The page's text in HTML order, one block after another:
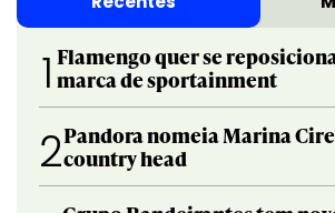
1 Flamengo quer se
marca de sportainment
2Pandora nomeia Marina
country head